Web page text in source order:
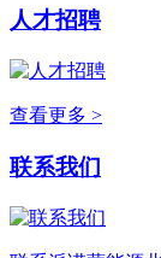
人才招聘
查看更多 >
联系我们